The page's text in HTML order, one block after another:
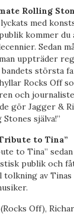
Rolling
med
kommer
Sedan
uppträder
största
Rocks Off
och
gör Jagger &
själva!”
to Tina”
to Tina”
publik och
av Tinas
Off),